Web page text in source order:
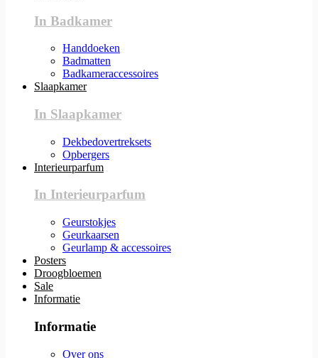
In Badkamer
Handdoeken
Badmatten
Badkameraccessoires
Slaapkamer
In Slaapkamer
Dekbedovertreksets
Opbergers
Interieurparfum
In Interieurparfum
Geurstokjes
Geurkaarsen
Geurlamp & accessoires
Posters
Droogbloemen
Sale
Informatie
Informatie
Over ons